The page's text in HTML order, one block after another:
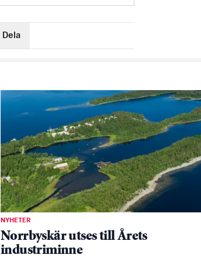
Dela
NYHETER
Norrbyskär utses till Årets
industriminne